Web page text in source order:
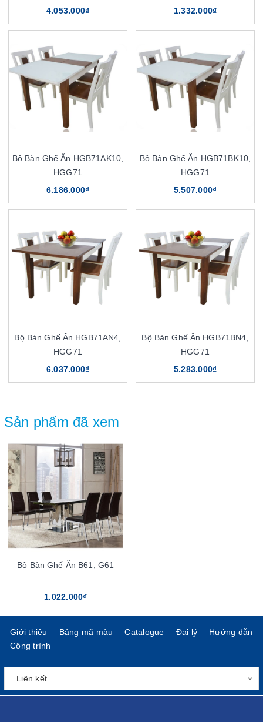
4.053.000₫
1.332.000₫
Bộ Bàn Ghế Ăn HGB71AK10,
HGG71
6.186.000₫
Bộ Bàn Ghế Ăn HGB71BK10,
HGG71
5.507.000₫
Bộ Bàn Ghế Ăn HGB71AN4,
HGG71
6.037.000₫
Bộ Bàn Ghế Ăn HGB71BN4,
HGG71
5.283.000₫
Sản phẩm đã xem
Bộ Bàn Ghế Ăn B61, G61
1.022.000₫
Giới thiệu Bảng mã màu Catalogue Đại lý
Hướng dẫn
Công trình